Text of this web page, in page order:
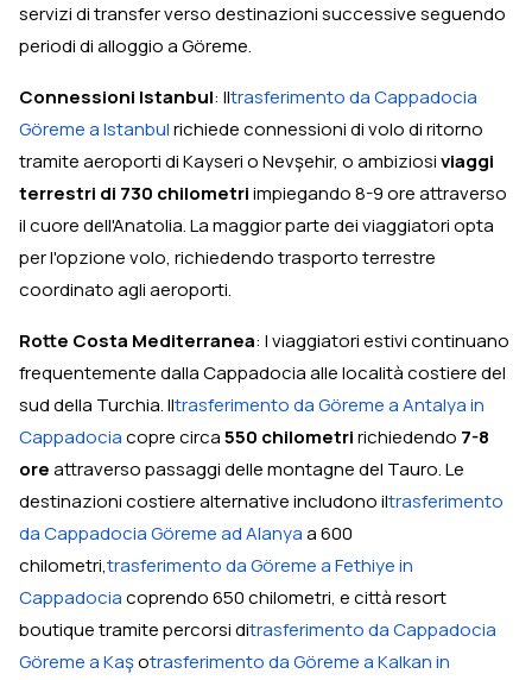
servizi di transfer verso destinazioni successive seguendo
periodi di alloggio a Göreme.
Connessioni Istanbul: Iltrasferimento da Cappadocia
Göreme a Istanbulrichiede connessioni di volo di ritorno
tramite aeroporti di Kayseri o Nevşehir, o ambiziosiviaggi
terrestri di 730 chilometriimpiegando 8-9 ore attraverso
il cuore dell'Anatolia. La maggior parte dei viaggiatori opta
per l'opzione volo, richiedendo trasporto terrestre
coordinato agli aeroporti.
Rotte Costa Mediterranea: I viaggiatori estivi continuano
frequentemente dalla Cappadocia alle località costiere del
sud della Turchia. Iltrasferimento da Göreme a Antalya in
Cappadociacopre circa550 chilometririchiedendo 7-8
oreattraverso passaggi delle montagne del Tauro. Le
destinazioni costiere alternative includono iltrasferimento
da Cappadocia Göreme ad Alanyaa 600
chilometri,trasferimento da Göreme a Fethiye in
Cappadociacoprendo 650 chilometri, e città resort
boutique tramite percorsi ditrasferimento da Cappadocia
Göreme a Kaşotrasferimento da Göreme a Kalkan in